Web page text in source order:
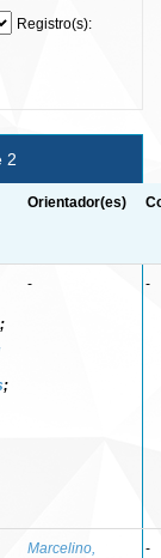
Registro(s):
2
Orientador(es)
;
;
- -
Marcelino,
-